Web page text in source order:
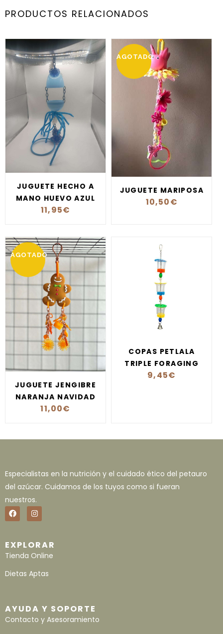
PRODUCTOS RELACIONADOS
JUGUETE HECHO A
MANO HUEVO AZUL
11,95€
AGOTADO
JUGUETE MARIPOSA
10,50€
AGOTADO
JUGUETE JENGIBRE
NARANJA NAVIDAD
11,00€
COPAS PETLALA
TRIPLE FORAGING
9,45€
Especialistas en la nutrición y el cuidado ético del petauro
del azúcar. Cuidamos de los tuyos como si fueran
nuestros.
EXPLORAR
Tienda Online
Dietas Aptas
AYUDA Y SOPORTE
Contacto y Asesoramiento